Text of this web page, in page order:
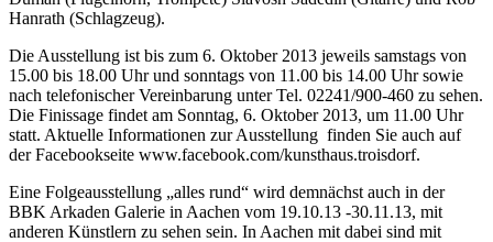
Hanrath (Schlagzeug).
Die Ausstellung ist bis zum 6. Oktober 2013 jeweils samstags von
15.00 bis 18.00 Uhr und sonntags von 11.00 bis 14.00 Uhr sowie
nach telefonischer Vereinbarung unter Tel. 02241/900-460 zu sehen.
Die Finissage findet am Sonntag, 6. Oktober 2013, um 11.00 Uhr
statt. Aktuelle Informationen zur Ausstellung finden Sie auch auf
der Facebookseite www.facebook.com/kunsthaus.troisdorf.
Eine Folgeausstellung „alles rund“ wird demnächst auch in der
BBK Arkaden Galerie in Aachen vom 19.10.13 -30.11.13, mit
anderen Künstlern zu sehen sein. In Aachen mit dabei sind mit